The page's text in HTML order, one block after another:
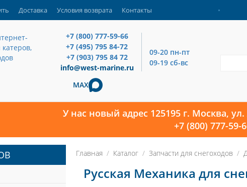
Доставка Условия возврата Контакты
+7 (800) 777-59-66
+7 (495) 795 84-72
+7 (903) 795 84 72
info@west-marine.ru
09-20 пн-пт
09-19 сб-вс
MAX
У нас новый адрес 125195 г. Москва,
+7 (800) 777-59-
Главная Каталог Запчасти для снегоходов
Русская Механика для